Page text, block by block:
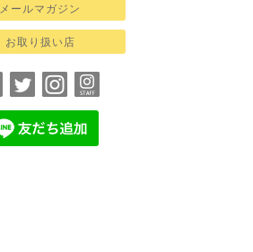
メールマガジン
お取り扱い店